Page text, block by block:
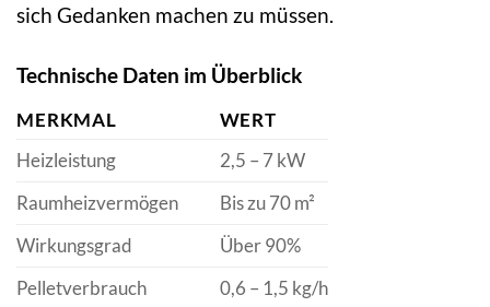
sich Gedanken machen zu müssen.
Technische Daten im Überblick
MERKMAL
WERT
Heizleistung
2,5 – 7 kW
Raumheizvermögen
Bis zu 70 m²
Wirkungsgrad
Über 90%
Pelletverbrauch
0,6 – 1,5 kg/h